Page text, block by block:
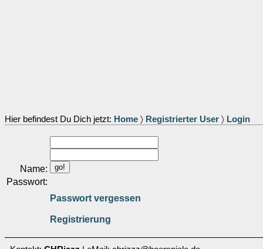
Hier befindest Du Dich jetzt: Home 〉 Registrierter User 〉 Login
Name:
Passwort:
Passwort vergessen
Registrierung